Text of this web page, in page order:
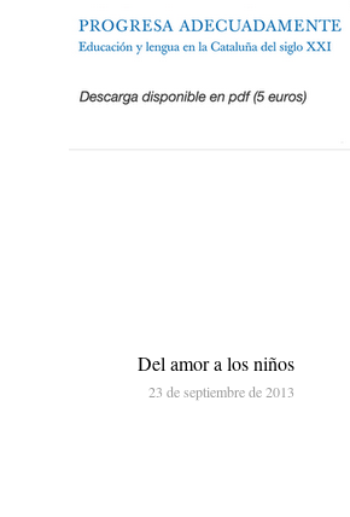
Del amor a los niños
23 de septiembre de 2013